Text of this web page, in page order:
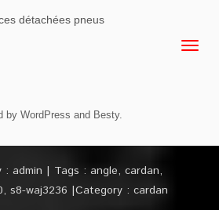
détachées pneus
by WordPress and Besty.
: admin Tags : angle, cardan,
, s8-waj3236 Category : cardan